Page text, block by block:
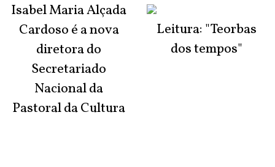
Isabel Maria Alçada
Cardoso é a nova
diretora do
Secretariado
Nacional da
Pastoral da Cultura
Leitura: "Teorbas
dos tempos"